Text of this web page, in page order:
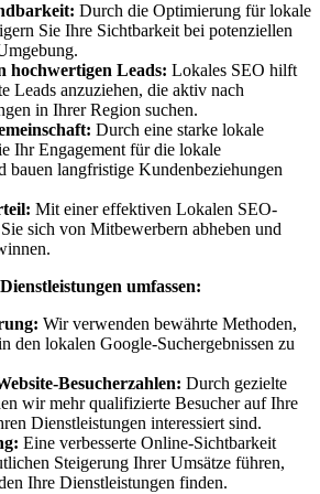
Durch die Optimierung für lokale
Sie Ihre Sichtbarkeit bei potenziellen
hochwertigen Leads: Lokales SEO hilft
Leads anzuziehen, die aktiv nach
in Ihrer Region suchen.
Durch eine starke lokale
Ihr Engagement für die lokale
bauen langfristige Kundenbeziehungen
Mit einer effektiven Lokalen SEO-
sich von Mitbewerbern abheben und
umfassen:
Wir verwenden bewährte Methoden,
den lokalen Google-Suchergebnissen zu
Besucherzahlen: Durch gezielte
wir mehr qualifizierte Besucher auf Ihre
Dienstleistungen interessiert sind.
Eine verbesserte Online-Sichtbarkeit
Steigerung Ihrer Umsätze führen,
Ihre Dienstleistungen finden.